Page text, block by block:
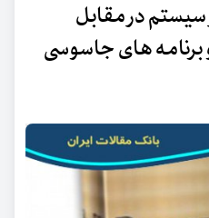
سیستم در مقابل
برنامه های جاسوسی